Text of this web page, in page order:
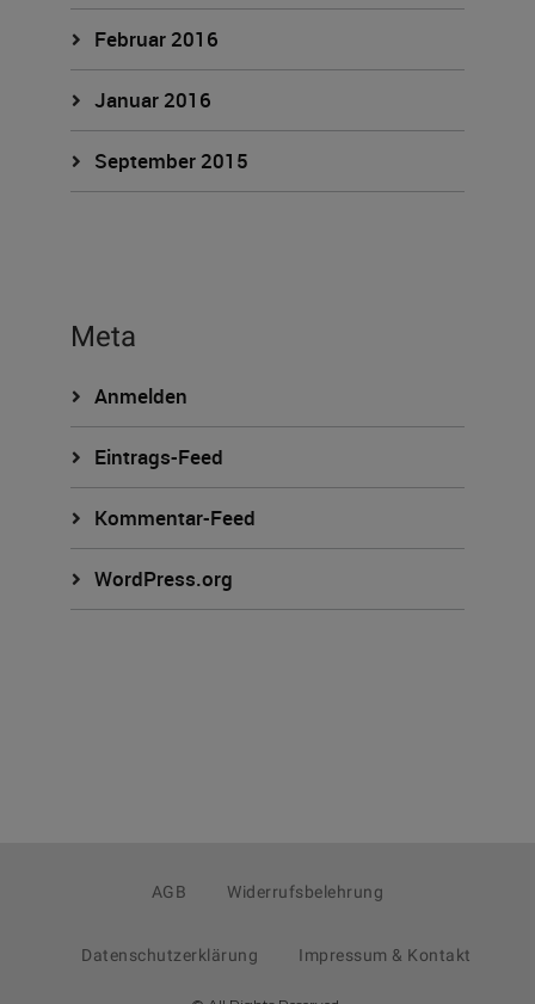
Februar 2016
Januar 2016
September 2015
Meta
Anmelden
Eintrags-Feed
Kommentar-Feed
WordPress.org
AGB Widerrufsbelehrung
Datenschutzerklärung Impressum & Kontakt